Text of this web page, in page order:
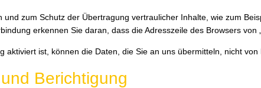
zum Schutz der Übertragung vertraulicher Inhalte, wie zum
erkennen Sie daran, dass die Adresszeile des Browsers
aktiviert ist, können die Daten, die Sie an uns übermitteln, nicht von
Berichtigung